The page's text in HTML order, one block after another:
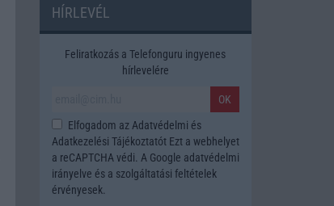
HÍRLEVÉL
Feliratkozás a Telefonguru ingyenes
hírlevelére
OK
Elfogadom az Adatvédelmi és
Adatkezelési TájékoztatótEzt a webhelyet
a reCAPTCHA védi. A Google adatvédelmi
irányelve és a szolgáltatási feltételek
érvényesek.